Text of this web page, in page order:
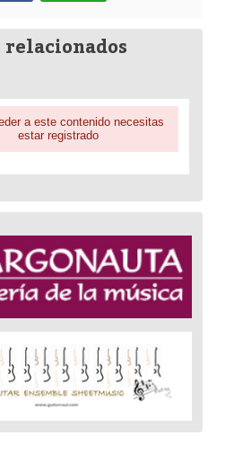
relacionados
a este contenido necesitas
estar registrado